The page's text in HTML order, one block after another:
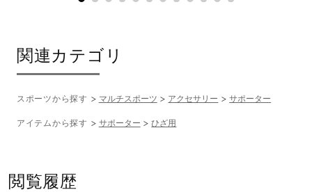
サイズ
関連カテゴリ
スポーツから探す マルチスポーツ アクセサリー サポーター
アイテムから探す サポーター ひざ用
閲覧履歴